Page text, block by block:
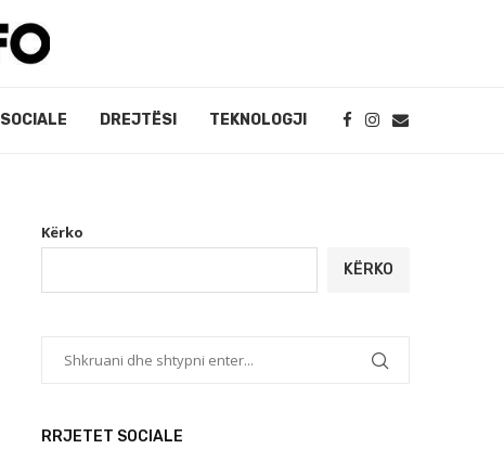
SOCIALE DREJTËSI TEKNOLOGJI
Kërko
KËRKO
RRJETET SOCIALE